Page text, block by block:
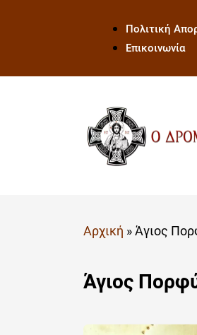
Πολιτική
Επικοινωνία
Αρχική »Άγιος
Άγιος